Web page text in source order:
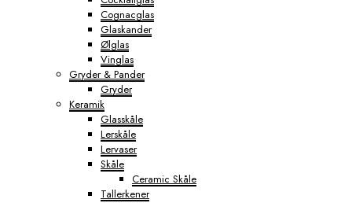
Cognacglas
Glaskander
Ølglas
Vinglas
Gryder & Pander
Gryder
Keramik
Glasskåle
Lerskåle
Lervaser
Skåle
Ceramic Skåle
Tallerkener